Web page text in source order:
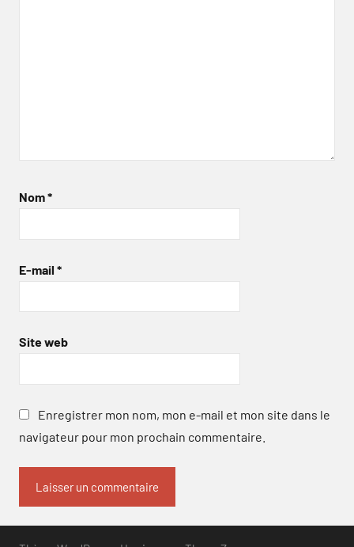
Nom*
E-mail *
Site web
Enregistrer mon nom, mon e-mail et mon site dans le
navigateur pour mon prochain commentaire.